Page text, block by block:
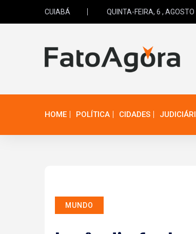
CUIABÁ QUINTA-FEIRA, 6 ,
HOME POLÍTICA CIDADES
MUNDO